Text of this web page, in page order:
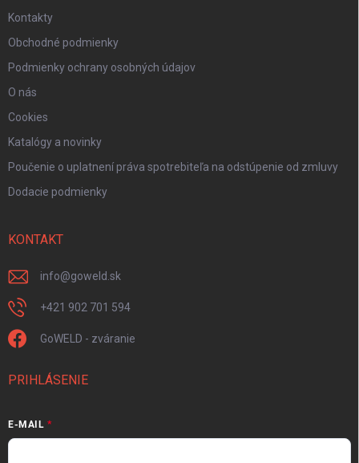
Kontakty
Obchodné podmienky
Podmienky ochrany osobných údajov
O nás
Cookies
Katalógy a novinky
Poučenie o uplatnení práva spotrebiteľa na odstúpenie od zmluvy
Dodacie podmienky
KONTAKT
info@goweld.sk
+421 902 701 594
GoWELD - zváranie
PRIHLÁSENIE
E-MAIL